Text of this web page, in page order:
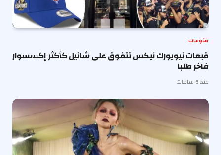
منوعات
قبعات نيويورك نيكس تتفوق على شانيل كأكثر إكسسوار
فاخر طلبا
منذ 6 ساعات